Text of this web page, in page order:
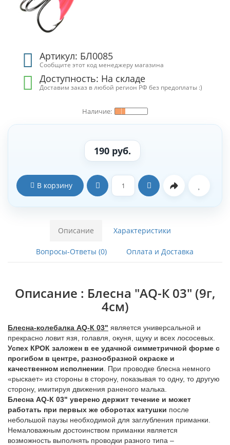
Артикул: БЛ0085
Сообщите этот код менеджеру магазина
Доступность: На складе
Доставим заказ в любой регион РФ без предоплаты :)
190 руб.
В корзину
Описание Характеристики
Вопросы-Ответы (0) Оплата и Доставка
Описание : Блесна "AQ-К 03" (9г,
4см)
Блесна-колебалка AQ-К 03" является универсальной и
прекрасно ловит язя, голавля, окуня, щуку и всех лососевых.
Успех КРОК заложен в ее удачной симметричной форме с
прогибом в центре, разнообразной окраске и
качественном исполнении . При проводке блесна немного
«рыскает» из стороны в сторону, показывая то одну, то другую
сторону, имитируя движения раненого малька.
Блесна AQ-К 03" уверено держит течение и может
работать при первых же оборотах катушки после
небольшой паузы необходимой для заглубления приманки.
Немаловажным достоинством приманки является
возможность выполнять проводки разного типа –